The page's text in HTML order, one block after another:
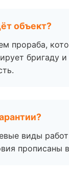
объект?
прораба,
бригаду и
виды
прописаны